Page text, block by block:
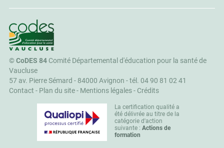
CoDES 84
©CoDES 84Comité Départemental d'éducation pour la santé de
Vaucluse
57 av. Pierre Sémard - 84000 Avignon -tél. 04 90 81 02 41
Contact - Plan du site- Mentions légales- Crédits
La certification qualité a
été délivrée au titre de la
catégorie d'action
suivante : Actions de
formation